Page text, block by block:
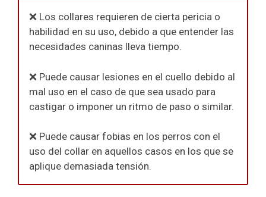
❌ Los collares requieren de cierta pericia o
habilidad en su uso, debido a que entender las
necesidades caninas lleva tiempo.
❌ Puede causar lesiones en el cuello debido al
mal uso en el caso de que sea usado para
castigar o imponer un ritmo de paso o similar.
❌ Puede causar fobias en los perros con el
uso del collar en aquellos casos en los que se
aplique demasiada tensión.